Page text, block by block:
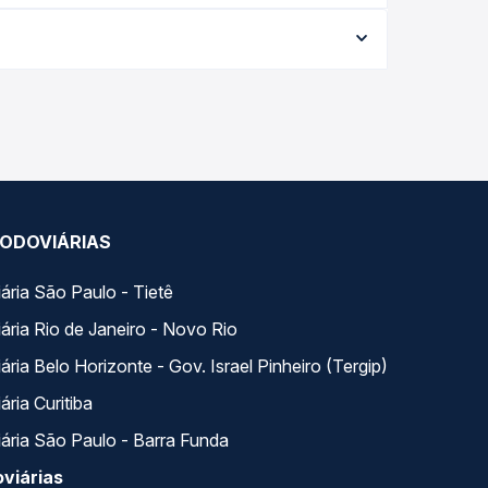
melhor oferta para o seu roteiro.
São Paulo - Tietê
Rio de Janeiro - Novo Rio
Belo Horizonte - Gov. Israel Pinheiro (Tergip)
Curitiba
São Paulo - Barra Funda